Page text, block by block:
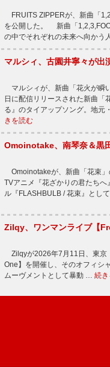
FRUITS ZIPPERが、新曲「
を公開した。 新曲「
の中でそれぞれの未来へ向かう
マルシィ、古園井寧々が出
マルシィが、新曲「花火が瞬
日に配信リリースされた新曲「
る』のタイアップソング。地
きを読む
Omoinotake、南琴奈＆黒
Omoinotakeが、新曲「花束
TVアニメ『花ざかりの君たち
ル『FLASHBULB / 花束』とし
Zilqy、ワンマンライブ【
Zilqyが2026年7月11日、東京
One】を開催し、そのオフィ
ムーヴメントとして暴動 … 続